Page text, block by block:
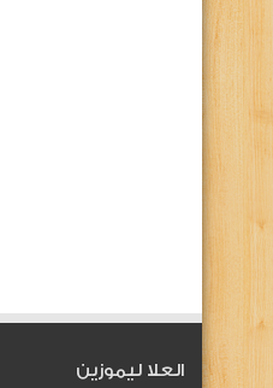
العلا ليموزين